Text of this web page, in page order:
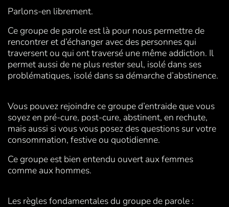
Parlons-en librement.
Ce groupe de parole est là pour nous permettre de
rencontrer et d’échanger avec des personnes qui
traversent ou qui ont traversé une même addiction. Il
permet aussi de ne plus rester seul, isolé dans ses
problématiques, isolé dans sa démarche d’abstinence.
Vous pouvez rejoindre ce groupe d’entraide que vous
soyez en pré-cure, post-cure, abstinent, en rechute,
mais aussi si vous vous posez des questions sur votre
consommation, festive ou quotidienne.
Ce groupe est bien entendu ouvert aux femmes
comme aux hommes.
Les règles fondamentales du groupe de parole :